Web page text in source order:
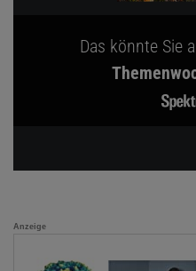
Das könnte Sie
Anzeige